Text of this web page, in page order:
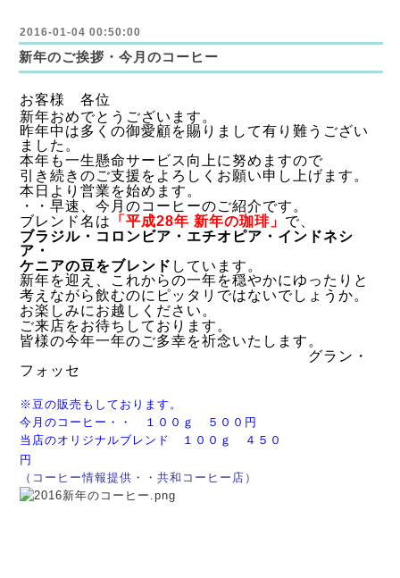
2016-01-04 00:50:00
新年のご挨拶・今月のコーヒー
お客様 各位
新年おめでとうございます。
昨年中は多くの御愛顧を賜りまして有り難うござい
ました。
本年も一生懸命サービス向上に努めますので
引き続きのご支援をよろしくお願い申し上げます。
本日より営業を始めます。
・・早速、今月のコーヒーのご紹介です。
ブレンド名は
「平成28年 新年の珈琲」 で、
ブラジル・コロンビア・エチオピア・インドネシ
ア・
ケニアの豆をブレンド しています。
新年を迎え、これからの一年を穏やかにゆったりと
考えながら飲むのにピッタリではないでしょうか。
お楽しみにお越しください。
ご来店をお待ちしております。
皆様の今年一年のご多幸を祈念いたします。
グラン・
フォッセ
※豆の販売もしております。
今月のコーヒー・・ １００ｇ ５００円
当店のオリジナルブレンド １００ｇ ４５０
円
（コーヒー情報提供・・共和コーヒー店）